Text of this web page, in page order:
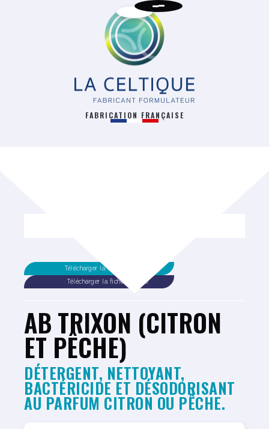
FABRICATION FRANÇAISE
Télécharger la fiche technique
Télécharger la fiche sécurité
AB TRIXON (CITRON
ET PÊCHE)
DÉTERGENT, NETTOYANT,
BACTÉRICIDE ET DÉSODORISANT
AU PARFUM CITRON OU PÊCHE.